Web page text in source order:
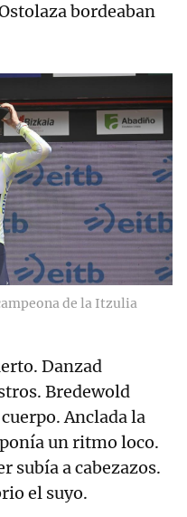
bordeaban
de la Itzulia
Danzad
Bredewold
Anclada la
un ritmo loco.
subía a cabezazos.
el suyo.